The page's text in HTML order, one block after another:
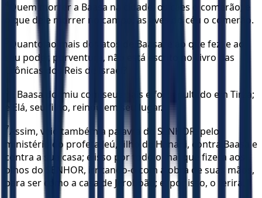
Quem morrer a Baasa na cidade, os cães o comerão; e
o que dele morrer no campo, as aves do céu o comerão.
Quanto ao mais dos atos de Baasa, e ao que fez, e ao
seu poder, porventura, não está escrito no Livro das
Crônicas dos Reis de Israel?
E Baasa dormiu com seus pais e foi sepultado em Tirza;
e Elá, seu filho, reinou em seu lugar.
7Assim, veio também a palavra do SENHOR, pelo
ministério do profeta Jeú, filho de Hanani, contra Baasa e
contra a sua casa; e isso por todo o mal que fizera aos
olhos do SENHOR, irritando-o com a obra de suas mãos,
para ser como a casa de Jeroboão; e, por isso, o ferira.